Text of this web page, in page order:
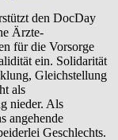
den DocDay
Ärzte-
für die Vorsorge
ein. Solidarität
Gleichstellung
als
nieder. Als
angehende
Geschlechts.